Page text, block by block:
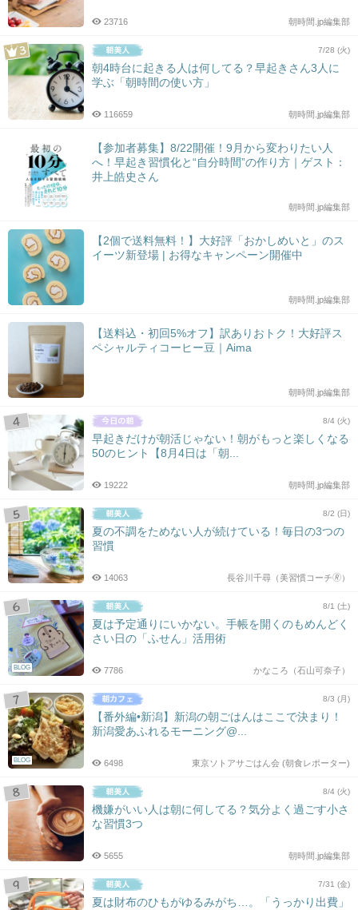
朝時間.jp編集部
23716
7/28 (火)
朝4時台に起きる人は何してる？早起きさん3人に
学ぶ「朝時間の使い方」
朝時間.jp編集部
116659
【参加者募集】8/22開催！9月から変わりたい人
へ！早起き習慣化と“自分時間”の作り方｜ゲスト：
井上皓史さん
朝時間.jp編集部
【2個で送料無料！】大好評「おかしめいと」のス
イーツ新登場 | お得なキャンペーン開催中
朝時間.jp編集部
【送料込・初回5%オフ】訳ありおトク！大好評ス
ペシャルティコーヒー豆｜Aima
朝時間.jp編集部
8/4 (火)
早起きだけが朝活じゃない！朝がもっと楽しくなる
50のヒント【8月4日は「朝...
朝時間.jp編集部
19222
8/2 (日)
夏の不調をためない人が続けている！毎日の3つの
習慣
長谷川千尋（美習慣コーチ🄬）
14063
BLOG
8/1 (土)
夏は予定通りにいかない。手帳を開くのもめんどく
さい日の「ふせん」活用術
かなころ（石山可奈子）
7786
BLOG
8/3 (月)
【番外編•新潟】新潟の朝ごはんはここで決まり！
新潟愛あふれるモーニング@...
東京ソトアサごはん会 (朝食レポーター)
6498
8/4 (火)
機嫌がいい人は朝に何してる？気分よく過ごす小さ
な習慣3つ
朝時間.jp編集部
5655
7/31 (金)
夏は財布のひもがゆるみがち…。「うっかり出費」